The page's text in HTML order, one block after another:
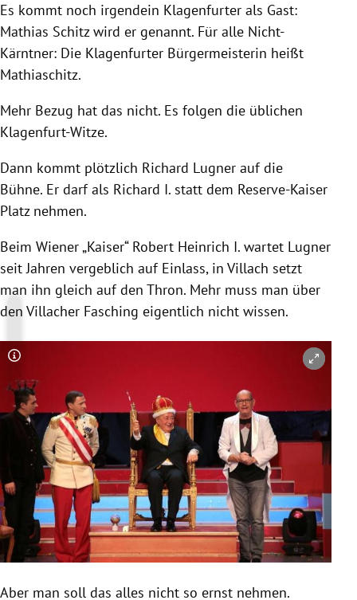
Es kommt noch irgendein Klagenfurter als Gast:
Mathias Schitzwird er genannt. Für alle Nicht-
Kärntner: Die Klagenfurter Bürgermeisterin heißt
Mathiaschitz.
Mehr Bezug hat das nicht. Es folgen die üblichen
Klagenfurt-Witze.
Dann kommt plötzlich Richard Lugner auf die
Bühne. Er darf als Richard I. statt dem Reserve-Kaiser
Platz nehmen.
Beim Wiener „Kaiser“ Robert Heinrich I. wartet Lugner
seit Jahren vergeblich auf Einlass, in Villach setzt
man ihn gleich auf den Thron. Mehr muss man über
den Villacher Fasching eigentlich nicht wissen.
Copyright-Hinweis öffnen/schließen
Aber man soll das alles nicht so ernst nehmen.